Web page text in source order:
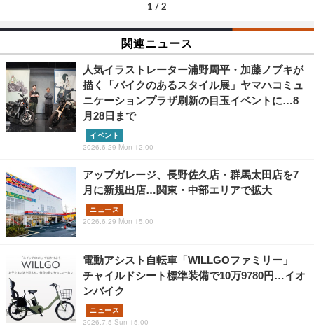
1 / 2
関連ニュース
人気イラストレーター浦野周平・加藤ノブキが
描く「バイクのあるスタイル展」ヤマハコミュ
ニケーションプラザ刷新の目玉イベントに…8
月28日まで
イベント
2026.6.29 Mon 12:00
アップガレージ、長野佐久店・群馬太田店を7
月に新規出店…関東・中部エリアで拡大
ニュース
2026.6.29 Mon 15:00
電動アシスト自転車「WILLGOファミリー」
チャイルドシート標準装備で10万9780円…イオ
ンバイク
ニュース
2026.7.5 Sun 15:00